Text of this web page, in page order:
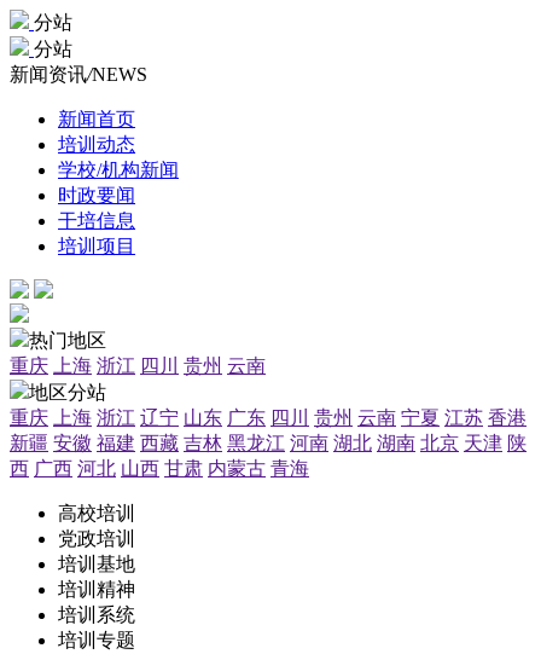
分站
分站
新闻资讯/NEWS
新闻首页
培训动态
学校/机构新闻
时政要闻
干培信息
培训项目
热门地区
重庆
上海 浙江 四川 贵州 云南
地区分站
重庆
上海 浙江 辽宁 山东 广东 四川 贵州 云南 宁夏 江苏 香港
新疆 安徽 福建 西藏 吉林 黑龙江 河南 湖北 湖南 北京 天津 陕
西 广西 河北 山西 甘肃 内蒙古 青海
高校培训
党政培训
培训基地
培训精神
培训系统
培训专题